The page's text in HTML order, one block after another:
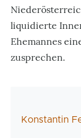
liquidierte
Ehemannes
zusprechen.
AutorIn
Konstantin